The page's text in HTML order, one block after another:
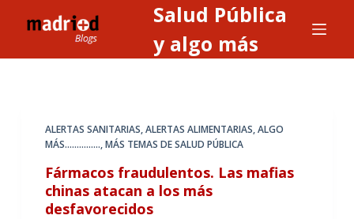
l
Salud Pública
y algo más
ALERTAS SANITARIAS, ALERTAS ALIMENTARIAS,ALGO
MÁS...............,MÁS TEMAS DE SALUD PÚBLICA
Fármacos fraudulentos. Las mafias
chinas atacan a los más
desfavorecidos